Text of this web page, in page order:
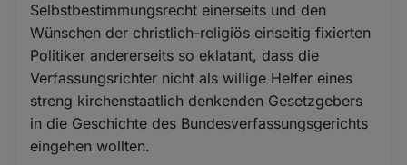
Selbstbestimmungsrecht einerseits und den
Wünschen der christlich-religiös einseitig fixierten
Politiker andererseits so eklatant, dass die
Verfassungsrichter nicht als willige Helfer eines
streng kirchenstaatlich denkenden Gesetzgebers
in die Geschichte des Bundesverfassungsgerichts
eingehen wollten.